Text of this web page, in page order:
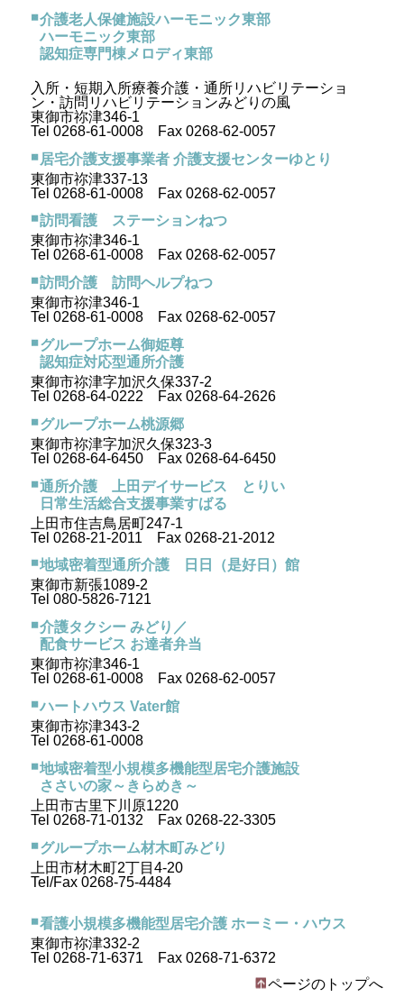
介護老人保健施設ハーモニック東部
ハーモニック東部
認知症専門棟メロディ東部
入所・短期入所療養介護・通所リハビリテーショ
ン・訪問リハビリテーションみどりの風
東御市祢津346-1
Tel 0268-61-0008 Fax 0268-62-0057
居宅介護支援事業者 介護支援センターゆとり
東御市祢津337-13
Tel 0268-61-0008 Fax 0268-62-0057
訪問看護 ステーションねつ
東御市祢津346-1
Tel 0268-61-0008 Fax 0268-62-0057
訪問介護 訪問ヘルプねつ
東御市祢津346-1
Tel 0268-61-0008 Fax 0268-62-0057
グループホーム御姫尊
認知症対応型通所介護
東御市祢津字加沢久保337-2
Tel 0268-64-0222 Fax 0268-64-2626
グループホーム桃源郷
東御市祢津字加沢久保323-3
Tel 0268-64-6450 Fax 0268-64-6450
通所介護 上田デイサービス とりい
日常生活総合支援事業すばる
上田市住吉鳥居町247-1
Tel 0268-21-2011 Fax 0268-21-2012
地域密着型通所介護 日日（是好日）館
東御市新張1089-2
Tel 080-5826-7121
介護タクシー みどり／
配食サービス お達者弁当
東御市祢津346-1
Tel 0268-61-0008 Fax 0268-62-0057
ハートハウス Vater館
東御市祢津343-2
Tel 0268-61-0008
地域密着型小規模多機能型居宅介護施設
ささいの家～きらめき～
上田市古里下川原1220
Tel 0268-71-0132 Fax 0268-22-3305
グループホーム材木町みどり
上田市材木町2丁目4-20
Tel/Fax 0268-75-4484
看護小規模多機能型居宅介護 ホーミー・ハウス
東御市祢津332-2
Tel 0268-71-6371 Fax 0268-71-6372
ページのトップへ